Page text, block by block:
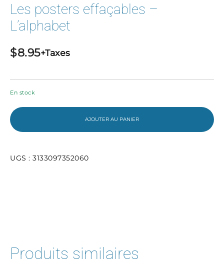
Les posters effaçables –
L’alphabet
$8.95+Taxes
En stock
AJOUTER AU PANIER
UGS : 3133097352060
Produits similaires